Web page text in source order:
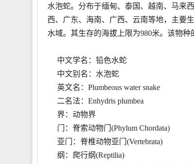
水泡蛇。分布于缅甸、泰国、越南、马来
西、广东、海南、广西、云南等地，主要
水域。其生存的海拔上限为980米。该物种
中文学名：铅色水蛇
中文别名：水泡蛇
英文名：Plumbeous water snake
二名法：Enhydris plumbea
界：动物界
门：脊索动物门(Phylum Chordata)
亚门：脊椎动物亚门(Vertebrata)
纲：爬行纲(Reptilia)